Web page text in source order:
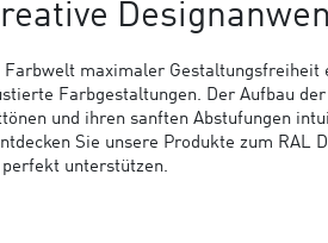
maximaler Gestaltungsfreiheit
Farbgestaltungen. Der Aufbau
und ihren sanften Abstufungen
Sie unsere Produkte zum RAL
unterstützen.